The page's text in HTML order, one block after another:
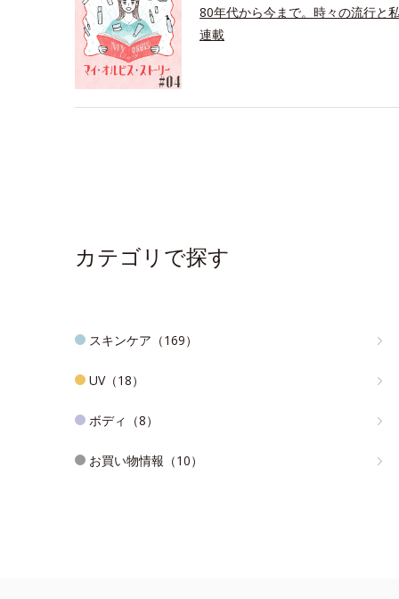
80年代から今まで。時々の流行と
連載
カテゴリで探す
スキンケア（169）
UV（18）
ボディ（8）
お買い物情報（10）